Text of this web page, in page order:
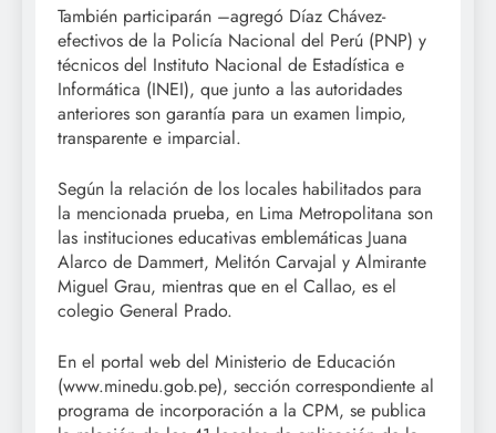
También participarán –agregó Díaz Chávez-
efectivos de la Policía Nacional del Perú (PNP) y
técnicos del Instituto Nacional de Estadística e
Informática (INEI), que junto a las autoridades
anteriores son garantía para un examen limpio,
transparente e imparcial.
Según la relación de los locales habilitados para
la mencionada prueba, en Lima Metropolitana son
las instituciones educativas emblemáticas Juana
Alarco de Dammert, Melitón Carvajal y Almirante
Miguel Grau, mientras que en el Callao, es el
colegio General Prado.
En el portal web del Ministerio de Educación
(www.minedu.gob.pe), sección correspondiente al
programa de incorporación a la CPM, se publica